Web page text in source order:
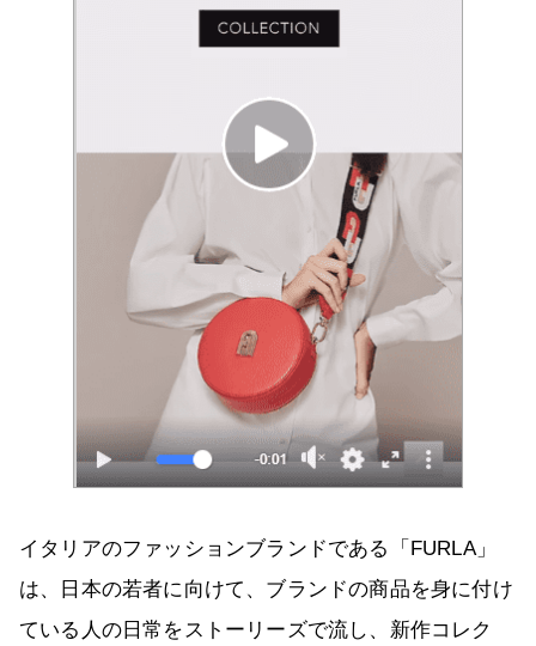
イタリアのファッションブランドである「FURLA」
は、日本の若者に向けて、ブランドの商品を身に付け
ている人の日常をストーリーズで流し、新作コレク